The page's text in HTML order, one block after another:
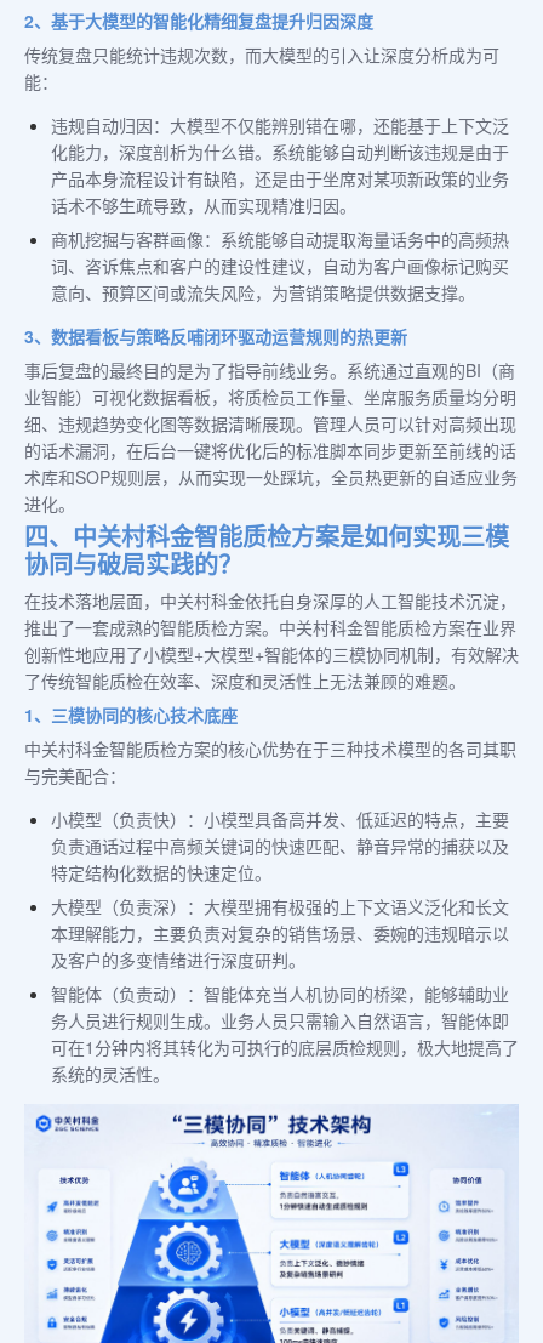
2、基于大模型的智能化精细复盘提升归因深度
传统复盘只能统计违规次数，而大模型的引入让深度分析成为可
能：
违规自动归因：大模型不仅能辨别错在哪，还能基于上下文泛
化能力，深度剖析为什么错。系统能够自动判断该违规是由于
产品本身流程设计有缺陷，还是由于坐席对某项新政策的业务
话术不够生疏导致，从而实现精准归因。
商机挖掘与客群画像：系统能够自动提取海量话务中的高频热
词、咨诉焦点和客户的建设性建议，自动为客户画像标记购买
意向、预算区间或流失风险，为营销策略提供数据支撑。
3、数据看板与策略反哺闭环驱动运营规则的热更新
事后复盘的最终目的是为了指导前线业务。系统通过直观的BI（商
业智能）可视化数据看板，将质检员工作量、坐席服务质量均分明
细、违规趋势变化图等数据清晰展现。管理人员可以针对高频出现
的话术漏洞，在后台一键将优化后的标准脚本同步更新至前线的话
术库和SOP规则层，从而实现一处踩坑，全员热更新的自适应业务
进化。
四、中关村科金智能质检方案是如何实现三模
协同与破局实践的？
在技术落地层面，中关村科金依托自身深厚的人工智能技术沉淀，
推出了一套成熟的智能质检方案。中关村科金智能质检方案在业界
创新性地应用了小模型+大模型+智能体的三模协同机制，有效解决
了传统智能质检在效率、深度和灵活性上无法兼顾的难题。
1、三模协同的核心技术底座
中关村科金智能质检方案的核心优势在于三种技术模型的各司其职
与完美配合：
小模型（负责快）：小模型具备高并发、低延迟的特点，主要
负责通话过程中高频关键词的快速匹配、静音异常的捕获以及
特定结构化数据的快速定位。
大模型（负责深）：大模型拥有极强的上下文语义泛化和长文
本理解能力，主要负责对复杂的销售场景、委婉的违规暗示以
及客户的多变情绪进行深度研判。
智能体（负责动）：智能体充当人机协同的桥梁，能够辅助业
务人员进行规则生成。业务人员只需输入自然语言，智能体即
可在1分钟内将其转化为可执行的底层质检规则，极大地提高了
系统的灵活性。